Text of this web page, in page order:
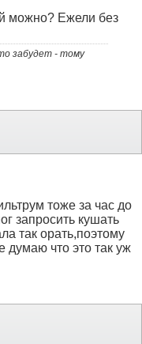
можно? Ежели без
забудет - тому
тоже за час до
запросить кушать
так орать,поэтому
думаю что это так уж